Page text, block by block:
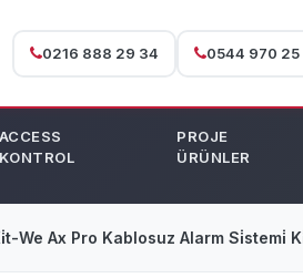
0216 888 29 34 0544 970 25
ACCESS
KONTROL
PROJE
ÜRÜNLER
We Ax Pro Kablosuz Alarm Si̇stemi̇